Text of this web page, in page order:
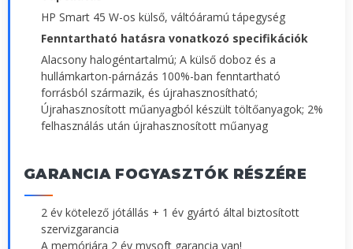
HP Smart 45 W-os külső, váltóáramú tápegység
Fenntartható hatásra vonatkozó specifikációk
Alacsony halogéntartalmú; A külső doboz és a
hullámkarton-párnázás 100%-ban fenntartható
forrásból származik, és újrahasznosítható;
Újrahasznosított műanyagból készült töltőanyagok; 2%
felhasználás után újrahasznosított műanyag
GARANCIA FOGYASZTÓK RÉSZÉRE
2 év kötelező jótállás + 1 év gyártó által biztosított
szervizgarancia
A memóriára 2 év mysoft garancia van!